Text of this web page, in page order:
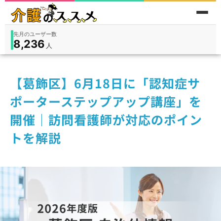
在宅9,360入所3,194
先月のユーザー数
8,236 人
件
【葛飾区】6月18日に「認知症サ
ポーターステップアップ講座」を
開催｜訪問看護師が対応のポイン
トを解説